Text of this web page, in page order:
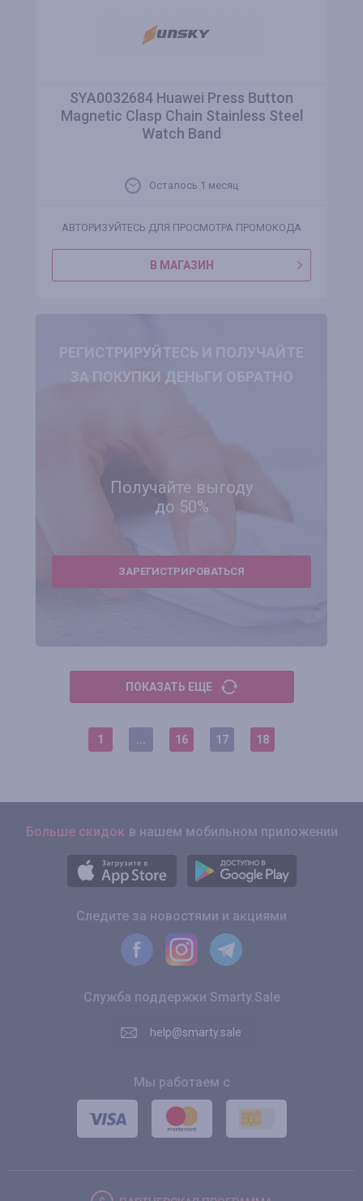
SYA0032684 Huawei Press Button
Magnetic Clasp Chain Stainless Steel
Watch Band
Осталось 1 месяц
АВТОРИЗУЙТЕСЬ ДЛЯ ПРОСМОТРА ПРОМОКОДА
В МАГАЗИН
РЕГИСТРИРУЙТЕСЬ И ПОЛУЧАЙТЕ
ЗА ПОКУПКИ ДЕНЬГИ ОБРАТНО
Получайте выгоду
до 50%
ЗАРЕГИСТРИРОВАТЬСЯ
ПОКАЗАТЬ ЕЩЕ
1 16 17 18
Больше скидок в нашем мобильном приложении
Следите за новостями и акциями
Служба поддержки Smarty.Sale
help@smarty.sale
Мы работаем с